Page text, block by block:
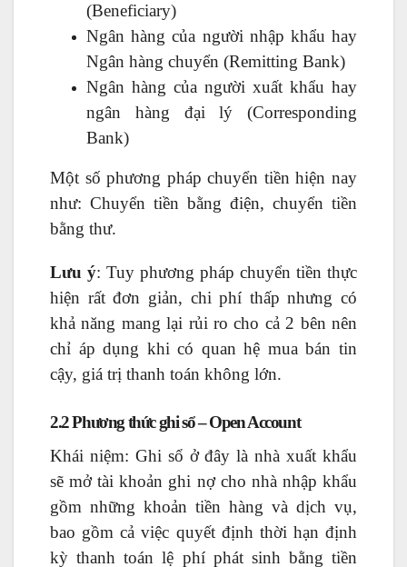
(Beneficiary)
Ngân hàng của người nhập khẩu hay
Ngân hàng chuyển (Remitting Bank)
Ngân hàng của người xuất khẩu hay
ngân hàng đại lý (Corresponding
Bank)
Một số phương pháp chuyển tiền hiện nay
như: Chuyển tiền bằng điện, chuyển tiền
bằng thư.
Lưu ý: Tuy phương pháp chuyển tiền thực
hiện rất đơn giản, chi phí thấp nhưng có
khả năng mang lại rủi ro cho cả 2 bên nên
chỉ áp dụng khi có quan hệ mua bán tin
cậy, giá trị thanh toán không lớn.
2.2 Phương thức ghi sổ – Open Account
Khái niệm: Ghi sổ ở đây là nhà xuất khẩu
sẽ mở tài khoản ghi nợ cho nhà nhập khẩu
gồm những khoản tiền hàng và dịch vụ,
bao gồm cả việc quyết định thời hạn định
kỳ thanh toán lệ phí phát sinh bằng tiền